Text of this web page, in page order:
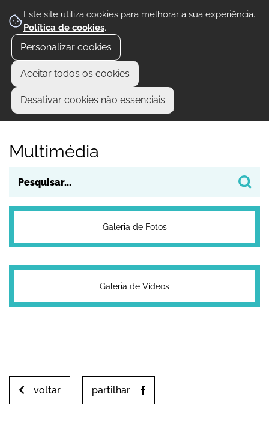
Este site utiliza cookies para melhorar a sua experiência.
Política de cookies.
Personalizar cookies
Aceitar todos os cookies
Desativar cookies não essenciais
Multimédia
Galeria de Fotos
Galeria de Vídeos
voltar partilhar